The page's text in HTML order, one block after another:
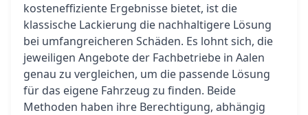
kosteneffiziente Ergebnisse bietet, ist die
klassische Lackierung die nachhaltigere Lösung
bei umfangreicheren Schäden. Es lohnt sich, die
jeweiligen Angebote der Fachbetriebe in Aalen
genau zu vergleichen, um die passende Lösung
für das eigene Fahrzeug zu finden. Beide
Methoden haben ihre Berechtigung, abhängig